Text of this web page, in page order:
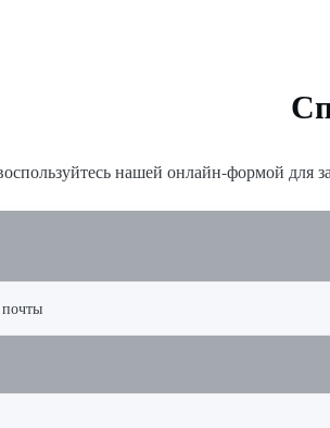
нашей онлайн-формой для